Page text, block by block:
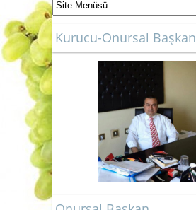
Kurucu-Onursal Başkan